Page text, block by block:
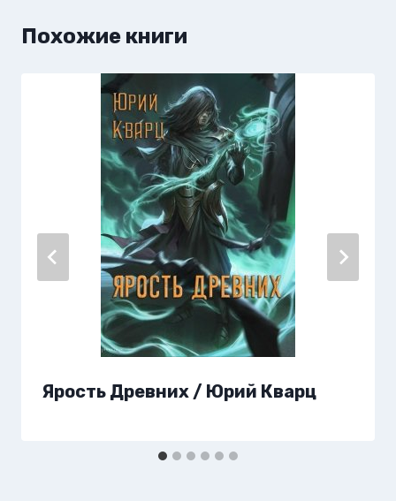
Похожие книги
Ярость Древних / Юрий Кварц